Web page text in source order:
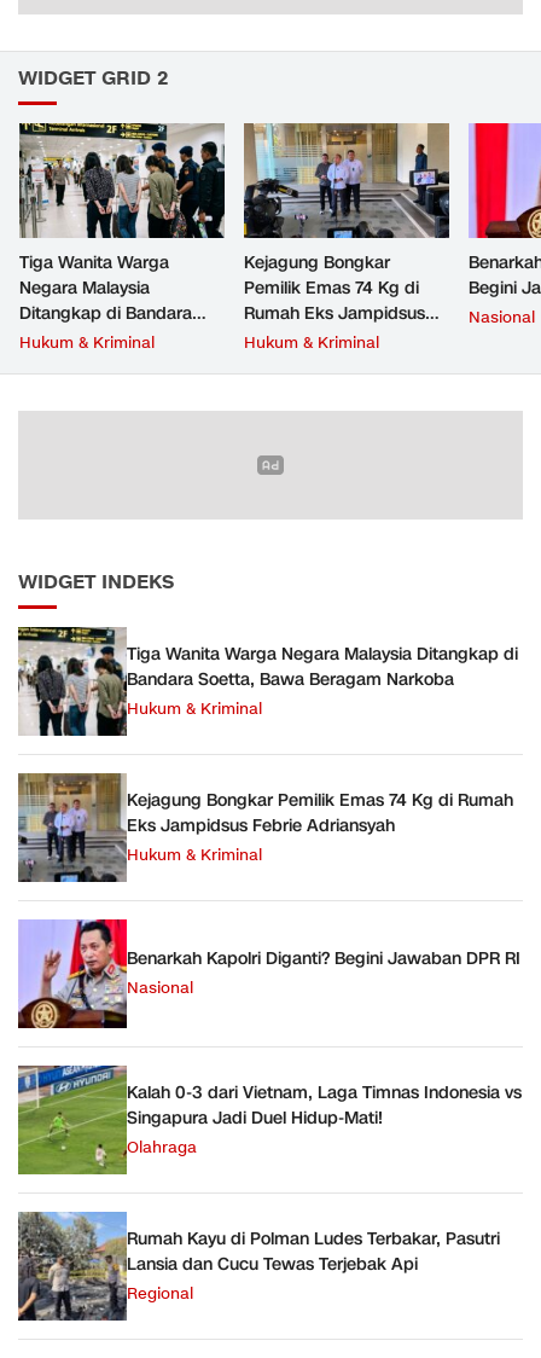
WIDGET GRID 2
Tiga Wanita Warga
Negara Malaysia
Ditangkap di Bandara
Soetta, Bawa Beragam
Hukum & Kriminal
Kejagung Bongkar
Pemilik Emas 74 Kg di
Rumah Eks Jampidsus
Febrie Adriansyah
Hukum & Kriminal
Begini
Nasional
WIDGET INDEKS
Tiga Wanita Warga Negara Malaysia Ditangkap di
Bandara Soetta, Bawa Beragam Narkoba
Hukum & Kriminal
Kejagung Bongkar Pemilik Emas 74 Kg di Rumah
Eks Jampidsus Febrie Adriansyah
Hukum & Kriminal
Benarkah Kapolri Diganti? Begini Jawaban DPR RI
Nasional
Kalah 0-3 dari Vietnam, Laga Timnas Indonesia vs
Singapura Jadi Duel Hidup-Mati!
Olahraga
Rumah Kayu di Polman Ludes Terbakar, Pasutri
Lansia dan Cucu Tewas Terjebak Api
Regional